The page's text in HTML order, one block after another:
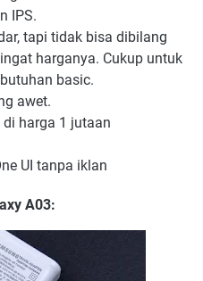
IPS.
tapi tidak bisa dibilang
harganya. Cukup untuk
basic.
awet.
harga 1 jutaan
UI tanpa iklan
A03: